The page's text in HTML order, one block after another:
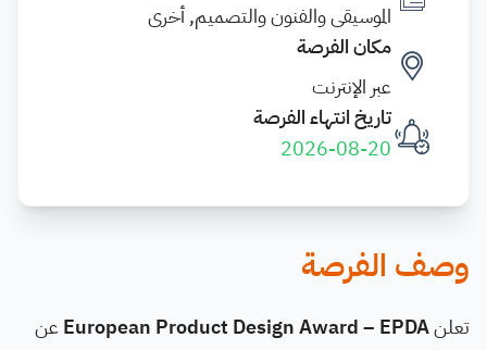
الموسيقى والفنون والتصميم, أخرى
مكان الفرصة
عبر الإنترنت
تاريخ انتهاء الفرصة
2026-08-20
وصف الفرصة
تعلنEuropean Product Design Award – EPDA عن